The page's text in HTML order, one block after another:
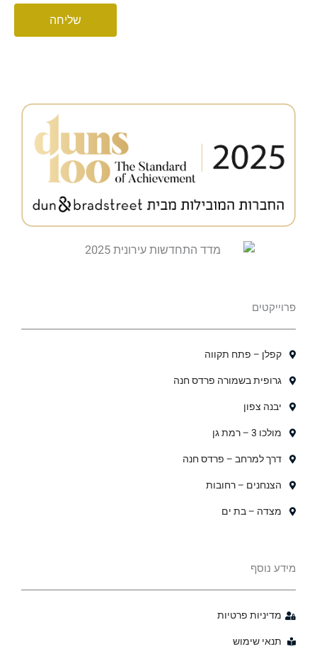
שליחה
פרוייקטים
קפלן – פתח תקווה
גרופית בשמורה פרדס חנה
יבנה צפון
מולכו 3 – רמת גן
דרך למרחב – פרדס חנה
הצנחנים – רחובות
מצדה – בת ים
מידע נוסף
מדיניות פרטיות
תנאי שימוש